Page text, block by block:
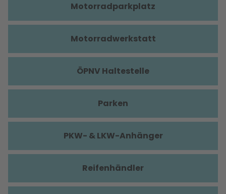
Motorradparkplatz
Motorradwerkstatt
ÖPNV Haltestelle
Parken
PKW- & LKW-Anhänger
Reifenhändler